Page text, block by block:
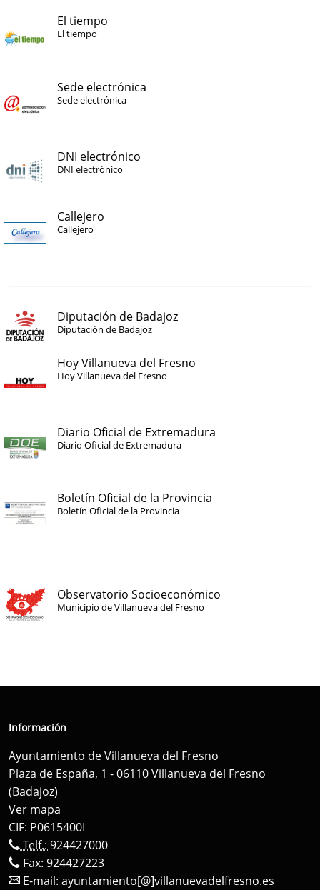
El tiempo
El tiempo
Sede electrónica
Sede electrónica
DNI electrónico
DNI electrónico
Callejero
Callejero
Diputación de Badajoz
Diputación de Badajoz
Hoy Villanueva del Fresno
Hoy Villanueva del Fresno
Diario Oficial de Extremadura
Diario Oficial de Extremadura
Boletín Oficial de la Provincia
Boletín Oficial de la Provincia
Observatorio Socioeconómico
Municipio de Villanueva del Fresno
Información
Ayuntamiento de Villanueva del Fresno
Plaza de España, 1 - 06110 Villanueva del Fresno
(Badajoz)
Ver mapa
CIF: P0615400I
Telf.: 924427000
Fax: 924427223
E-mail: ayuntamiento[@]villanuevadelfresno.es